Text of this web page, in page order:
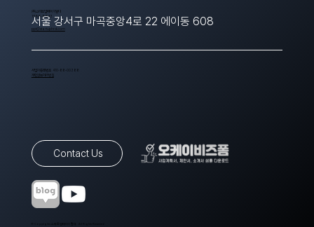
Contact Us
​(주)스타트업에이치알디
1566-8643
서울 강서구 마곡중앙4로 22 에이동 608
ppt@startuphrd.com
사업자등록번호 410-88-00388
개인정보처리방침